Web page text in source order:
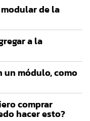
de la
a la
un módulo, como
comprar
hacer esto?